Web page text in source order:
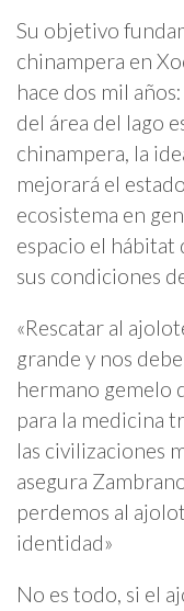
Su objetivo
chinampera en
hace dos mil
del área del lago
chinampera, la
mejorará el
ecosistema en
espacio el
sus condiciones
«Rescatar al
grande y nos
hermano gemelo
para la medicina
las civilizaciones
asegura
perdemos al
identidad»
No es todo, si el